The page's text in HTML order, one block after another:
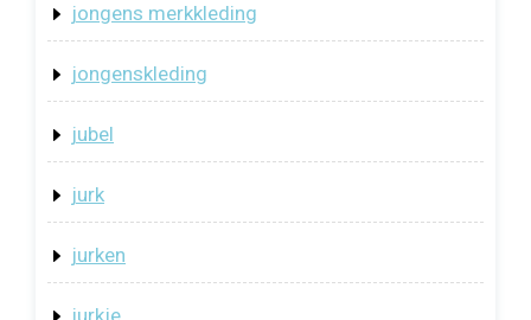
jongens merkkleding
jongenskleding
jubel
jurk
jurken